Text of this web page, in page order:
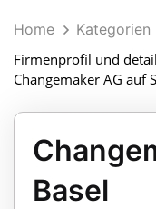
Home Kategorien
Firmenprofil und
Changemaker AG auf
Basel